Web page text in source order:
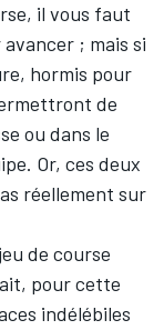
il vous faut
; mais si
hormis pour
de
ou dans le
Or, ces deux
réellement sur
de course
pour cette
indélébiles